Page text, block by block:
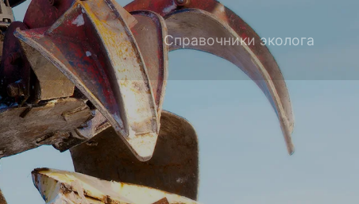
Справочники эколога